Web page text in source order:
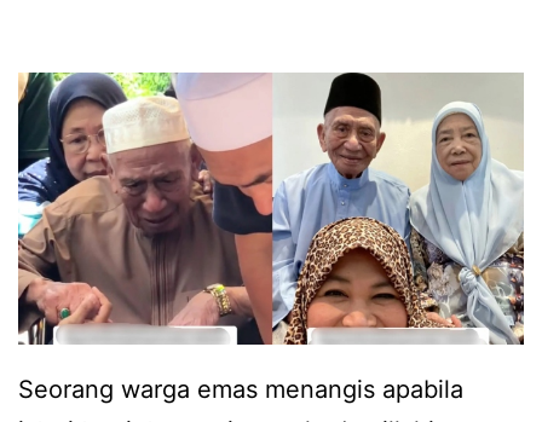
Seorang warga emas menangis apabila